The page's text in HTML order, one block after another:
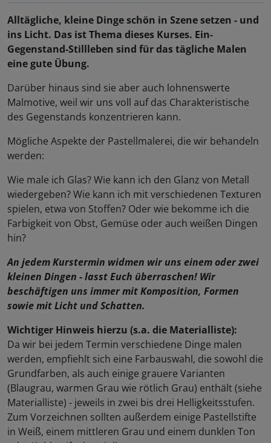
Alltägliche, kleine Dinge schön in Szene setzen - und
ins Licht. Das ist Thema dieses Kurses. Ein-
Gegenstand-Stillleben sind für das tägliche Malen
eine gute Übung.
Darüber hinaus sind sie aber auch lohnenswerte
Malmotive, weil wir uns voll auf das Charakteristische
des Gegenstands konzentrieren kann.
Mögliche Aspekte der Pastellmalerei, die wir behandeln
werden:
Wie male ich Glas? Wie kann ich den Glanz von Metall
wiedergeben? Wie kann ich mit verschiedenen Texturen
spielen, etwa von Stoffen? Oder wie bekomme ich die
Farbigkeit von Obst, Gemüse oder auch weißen Dingen
hin?
An jedem Kurstermin widmen wir uns einem oder zwei
kleinen Dingen - lasst Euch überraschen! Wir
beschäftigen uns immer mit Komposition, Formen
sowie mit Licht und Schatten.
Wichtiger Hinweis hierzu (s.a. die Materialliste):
Da wir bei jedem Termin verschiedene Dinge malen
werden, empfiehlt sich eine Farbauswahl, die sowohl die
Grundfarben, als auch einige grauere Varianten
(Blaugrau, warmen Grau wie rötlich Grau) enthält (siehe
Materialliste) - jeweils in zwei bis drei Helligkeitsstufen.
Zum Vorzeichnen sollten außerdem einige Pastellstifte
in Weiß, einem mittleren Grau und einem dunklen Ton